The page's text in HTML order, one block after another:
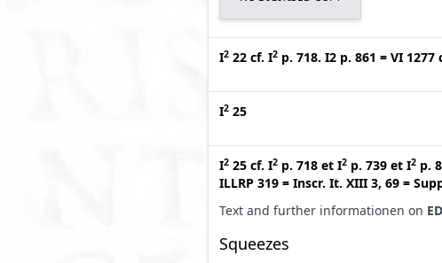
I2 22 cf. I2 p. 718. I2 p. 861 = VI 1277
I2 25
I2 25 cf. I2 p. 718 et I2 p. 739 et I2 p.
ILLRP 319 = Inscr. It. XIII 3, 69 =
Text and further informationen on
Squeezes